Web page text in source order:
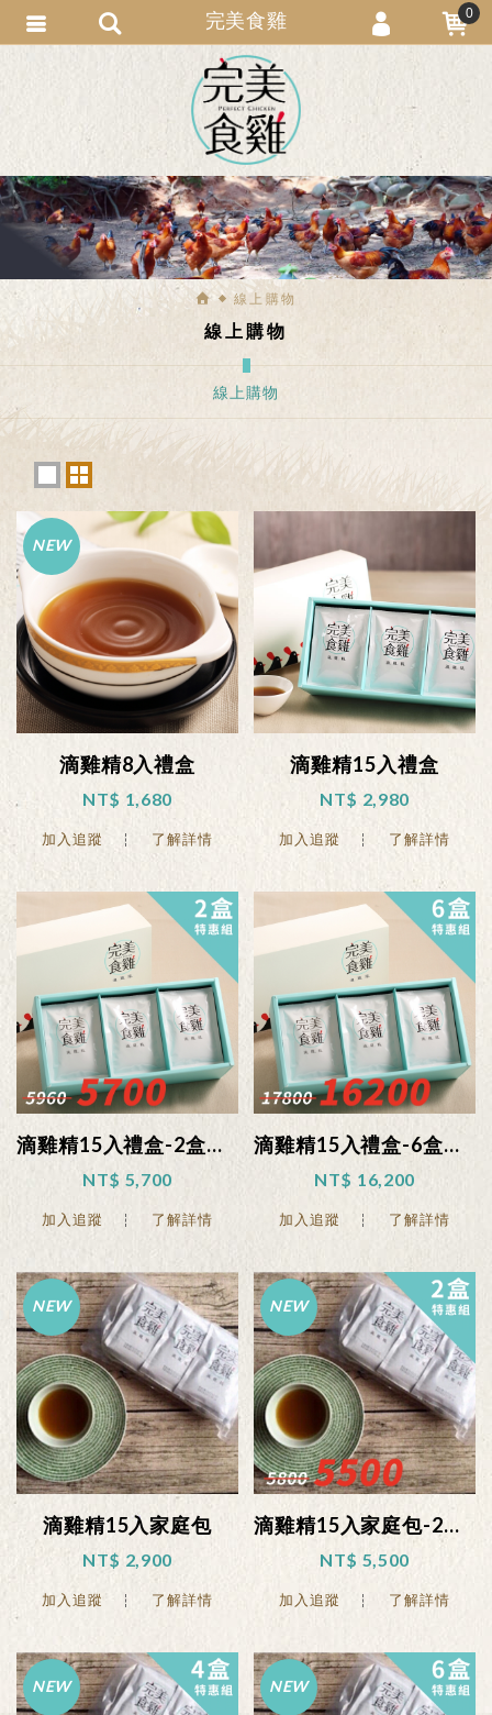
線上購物
線上購物
線上購物
滴雞精8入禮盒
NT$ 1,680
加入追蹤 了解詳情
滴雞精15入禮盒
NT$ 2,980
加入追蹤 了解詳情
滴雞精15入禮盒-2盒特惠組
NT$ 5,700
加入追蹤 了解詳情
滴雞精15入禮盒-6盒特惠組
NT$ 16,200
加入追蹤 了解詳情
滴雞精15入家庭包
NT$ 2,900
加入追蹤 了解詳情
滴雞精15入家庭包-2盒特惠組
NT$ 5,500
加入追蹤 了解詳情
完美食雞 0
會員登入
會員註冊
忘記密碼
訂單查詢
匯款通知